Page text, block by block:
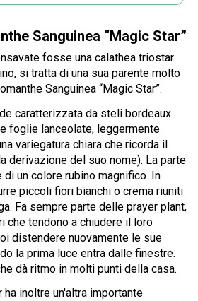
Sanguinea “Magic Star”
fosse una calathea triostar
si tratta di una sua parente molto
Sanguinea “Magic Star”.
caratterizzata da steli bordeaux
foglie lanceolate, leggermente
variegatura chiara che ricorda il
derivazione del suo nome). La parte
un colore rubino magnifico. In
piccoli fiori bianchi o crema riuniti
Fa sempre parte delle prayer plant,
che tendono a chiudere il loro
distendere nuovamente le sue
la prima luce entra dalle finestre.
dà ritmo in molti punti della casa.
ha inoltre un'altra importante